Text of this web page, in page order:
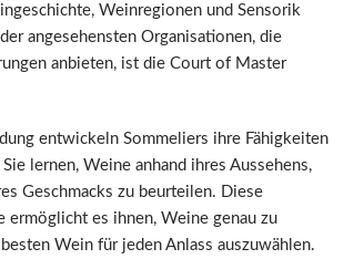
Weinregionen und Sensorik
angesehensten Organisationen, die
anbieten, ist die Court of Master
entwickeln Sommeliers ihre Fähigkeiten
lernen, Weine anhand ihres Aussehens,
Geschmacks zu beurteilen. Diese
ermöglicht es ihnen, Weine genau zu
Wein für jeden Anlass auszuwählen.